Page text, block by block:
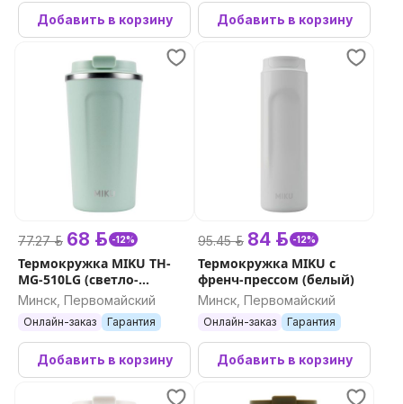
Добавить в корзину Добавить в корзину
77.27 р. 68 р. -12%
Термокружка MIKU TH-
MG-510LG (светло-
зеленый)
Минск, Первомайский
Онлайн-заказ Гарантия
Добавить в корзину
95.45 р. 84 р. -12%
Термокружка MIKU с
френч-прессом (белый)
Минск, Первомайский
Онлайн-заказ Гарантия
Добавить в корзину